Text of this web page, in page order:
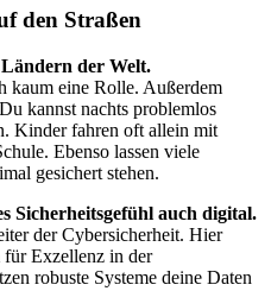
den Straßen
der Welt.
kaum eine Rolle. Außerdem
kannst nachts problemlos
Kinder fahren oft allein mit
Ebenso lassen viele
gesichert stehen.
Sicherheitsgefühl auch digital.
der Cybersicherheit. Hier
Exzellenz in der
robuste Systeme deine Daten